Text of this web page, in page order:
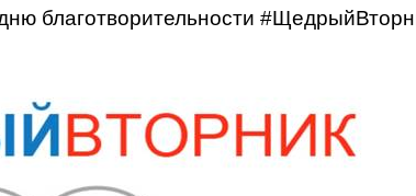
благотворительности #